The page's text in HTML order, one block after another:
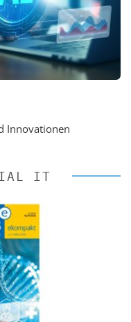
Innovationen
IT